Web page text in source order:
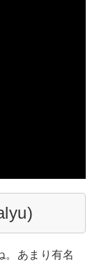
。あまり有名